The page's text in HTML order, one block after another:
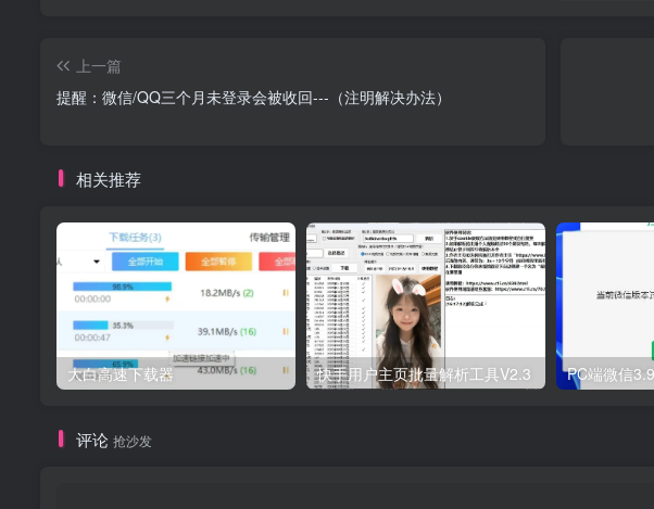
上一篇
提醒：微信/QQ三个月未登录会被收回---（注明解决办法）
相关推荐
大白高速下载器 快手用户主页批量解析工具V2.3
评论 抢沙发